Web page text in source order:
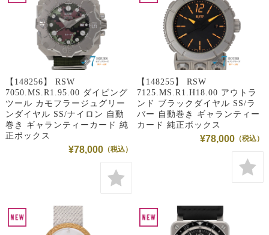
【148256】 RSW
7050.MS.R1.95.00 ダイビング
ツール カモフラージュグリー
ンダイヤル SS/ナイロン 自動
巻き ギャランティーカード 純
正ボックス
¥78,000
【148255】 RSW
7125.MS.R1.H18.00 アウトラ
ンド ブラックダイヤル SS/ラ
バー 自動巻き ギャランティー
カード 純正ボックス
¥78,000